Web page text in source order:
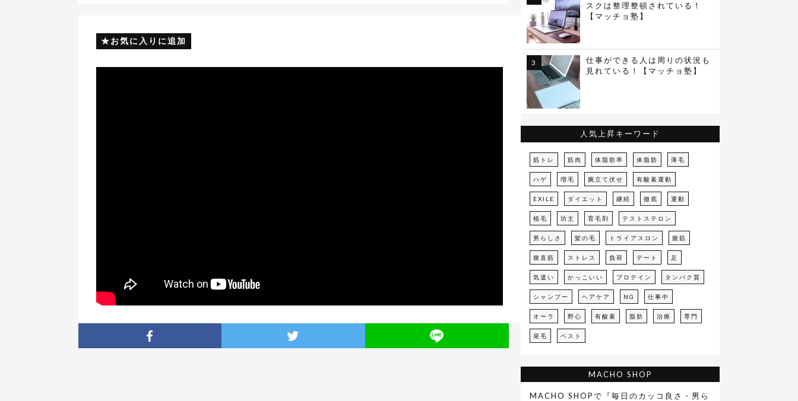
お気に入りに追加
スクは整理整頓されている！
【マッチョ塾】
仕事ができる人は周りの状況も
見れている！【マッチョ塾】
人気上昇キーワード
筋トレ 筋肉 体脂肪率 体脂肪 薄毛
ハゲ 増毛 腕立て伏せ 有酸素運動
EXILE ダイエット 継続 徹底 運動
植毛 坊主 育毛剤 テストステロン
男らしさ 髪の毛 トライアスロン 腹筋
腹直筋 ストレス 負荷 デート 足
気遣い かっこいい プロテイン タンパク質
シャンプー ヘアケア NG 仕事中
オーラ 野心 有酸素 脂肪 治療 専門
発毛 ベスト
MACHO SHOP
MACHO SHOPで『毎日のカッコ良さ・男ら